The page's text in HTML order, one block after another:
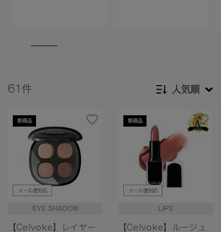
61件 人気順
発売日順
価格が安い
価格が高い
レビューが多い順
新商品
メール便対応
EYE SHADOW
【Celvoke】レイヤー
新商品
メール便対応
LIPS
【Celvoke】ルージュ